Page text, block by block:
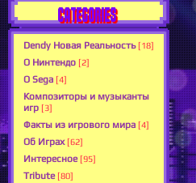
CATEGORIES
Dendy Новая Реальность [18]
О Нинтендо [2]
О Sega [4]
Композиторы и музыканты
игр [3]
Факты из игрового мира [4]
Об Играх [62]
Интересное [95]
Tribute [80]